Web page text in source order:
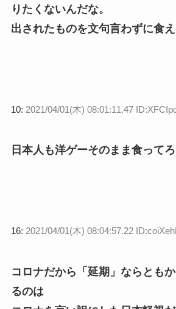
りたくないんだな。
出されたものを文句言わずに食え
10: 2021/04/01(木) 08:01:11.47
日本人も洋ゲーそのまま食って
16: 2021/04/01(木) 08:04:57.22
コロナだから「延期」ならとも
るのは